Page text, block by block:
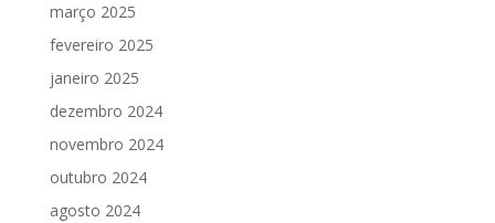
março 2025
fevereiro 2025
janeiro 2025
dezembro 2024
novembro 2024
outubro 2024
agosto 2024